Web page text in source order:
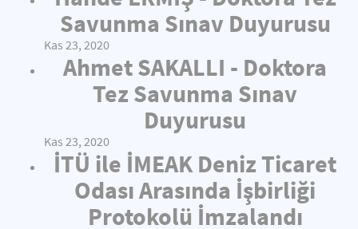
Savunma Sınav Duyurusu
Kas 23, 2020
Ahmet SAKALLI - Doktora
Tez Savunma Sınav
Duyurusu
Kas 23, 2020
İTÜ ile İMEAK Deniz Ticaret
Odası Arasında İşbirliği
Protokolü İmzalandı